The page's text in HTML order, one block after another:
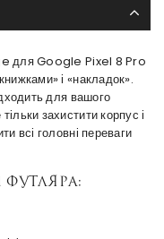
для Google Pixel 8 Pro
і «накладок».
для вашого
захистити корпус і
всі головні переваги
футляра: